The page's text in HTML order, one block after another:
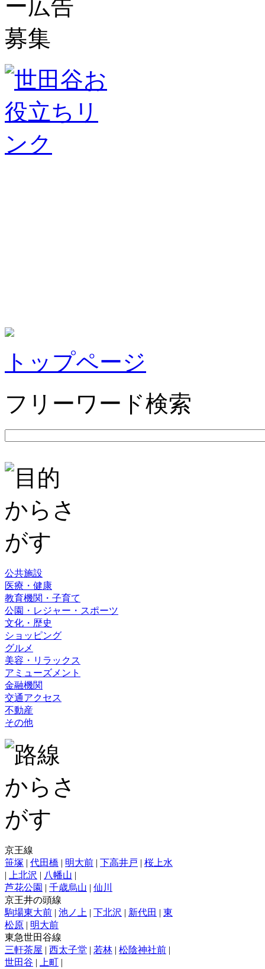
トップページ
フリーワード検索
公共施設
医療・健康
教育機関・子育て
公園・レジャー・スポーツ
文化・歴史
ショッピング
グルメ
美容・リラックス
アミューズメント
金融機関
交通アクセス
不動産
その他
京王線
笹塚 | 代田橋 | 明大前 | 下高井戸 | 桜上水
|
上北沢 | 八幡山 |
芦花公園 | 千歳烏山 | 仙川
京王井の頭線
駒場東大前 | 池ノ上 | 下北沢 | 新代田 | 東
松原 | 明大前
東急世田谷線
三軒茶屋 | 西太子堂 | 若林 | 松陰神社前 |
世田谷 | 上町 |